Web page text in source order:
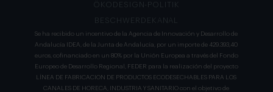
ÖKODESIGN-POLITIK
BESCHWERDEKANAL
Se ha recibido un incentivo de la Agencia de Innovación y Desarrollo de
Andalucía IDEA, de la Junta de Andalucía, por un importe de 429.393,40
euros, cofinanciado en un 80% por la Unión Europea a través del Fondo
Europeo de Desarrollo Regional, FEDER para la realización del proyecto
LÍNEA DE FABRICACION DE PRODUCTOS ECODESECHABLES PARA LOS
CANALES DE HORECA, INDUSTRIA Y SANITARIO con el objetivo de